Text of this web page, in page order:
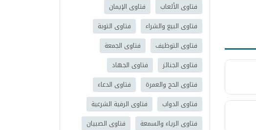
فتاوى الألعاب
فتاوى الإيمان
فتاوى البيع والشراء
فتاوى التوبة
فتاوى التوظيف
فتاوى الجمعة
فتاوى الجنائز
فتاوى الجهاد
فتاوى الحج والعمرة
فتاوى الدعاء
فتاوى الدواب
فتاوى الرقية الشرعية
فتاوى الرياء والسمعة
فتاوى الصبيان